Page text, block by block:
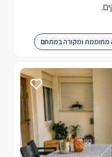
מחוממת ומקורה במתחם